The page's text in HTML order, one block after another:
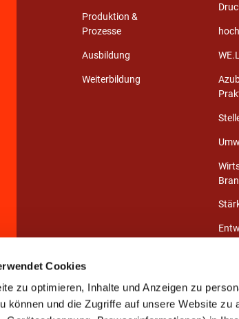
Cookies
zu optimieren, Inhalte und Anzeigen zu
können und die Zugriffe auf unsere Website zu
Produktion &
Prozesse
Ausbildung
Weiterbildung